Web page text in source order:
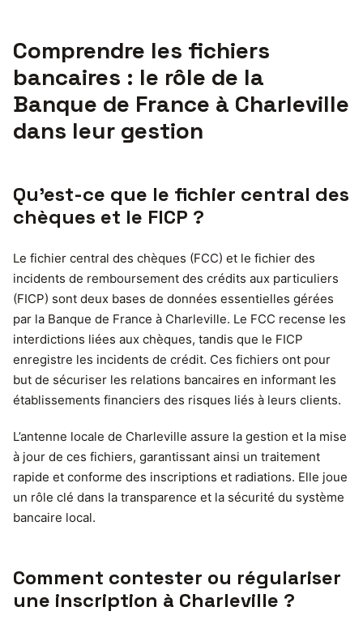
Comprendre les fichiers
bancaires : le rôle de la
Banque de France à Charleville
dans leur gestion
Qu’est-ce que le fichier central des
chèques et le FICP ?
Le fichier central des chèques (FCC) et le fichier des
incidents de remboursement des crédits aux particuliers
(FICP) sont deux bases de données essentielles gérées
par la Banque de France à Charleville. Le FCC recense les
interdictions liées aux chèques, tandis que le FICP
enregistre les incidents de crédit. Ces fichiers ont pour
but de sécuriser les relations bancaires en informant les
établissements financiers des risques liés à leurs clients.
L’antenne locale de Charleville assure la gestion et la mise
à jour de ces fichiers, garantissant ainsi un traitement
rapide et conforme des inscriptions et radiations. Elle joue
un rôle clé dans la transparence et la sécurité du système
bancaire local.
Comment contester ou régulariser
une inscription à Charleville ?